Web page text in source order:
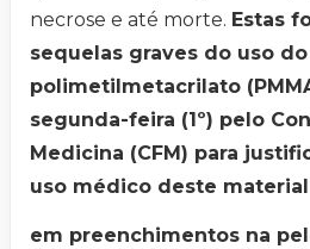
necrose e até morte. Estas
sequelas graves do uso do
polimetilmetacrilato
segunda-feira (1º) pelo
Medicina (CFM) para
uso médico deste
em preenchimentos na